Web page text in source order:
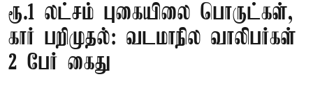
ரூ.1 லட்சம் புகையிலை பொருட்கள்,
கார் பறிமுதல்: வடமாநில வாலிபர்கள்
2 பேர் கைது